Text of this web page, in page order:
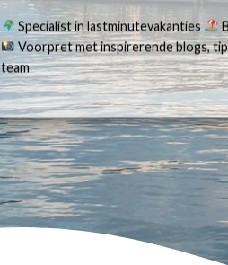
Specialist in lastminutevakanties
Voorpret met inspirerende blogs,
team